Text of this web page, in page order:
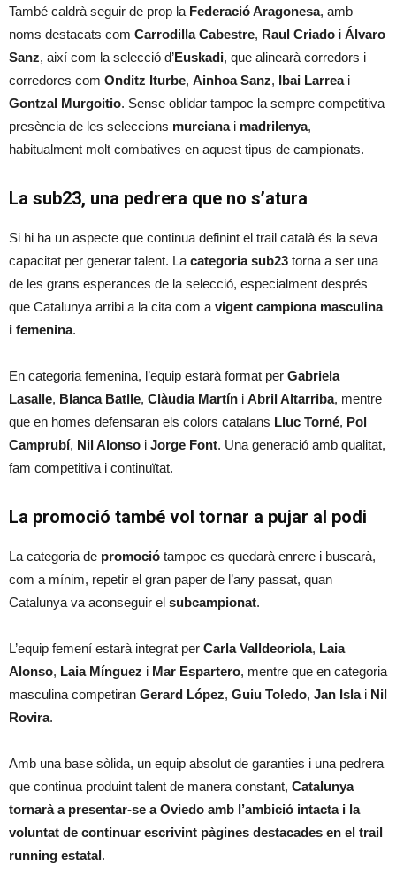
També caldrà seguir de prop la Federació Aragonesa, amb
noms destacats com Carrodilla Cabestre, Raul Criado i Álvaro
Sanz, així com la selecció d’Euskadi, que alinearà corredors i
corredores com Onditz Iturbe, Ainhoa Sanz, Ibai Larreai
Gontzal Murgoitio. Sense oblidar tampoc la sempre competitiva
presència de les seleccions murcianai madrilenya,
habitualment molt combatives en aquest tipus de campionats.
La sub23, una pedrera que no s’atura
Si hi ha un aspecte que continua definint el trail català és la seva
capacitat per generar talent. La categoria sub23 torna a ser una
de les grans esperances de la selecció, especialment després
que Catalunya arribi a la cita com a vigent campiona masculina
i femenina.
En categoria femenina, l’equip estarà format per Gabriela
Lasalle, Blanca Batlle, Clàudia Martín i Abril Altarriba, mentre
que en homes defensaran els colors catalans Lluc Torné, Pol
Camprubí, Nil Alonso i Jorge Font. Una generació amb qualitat,
fam competitiva i continuïtat.
La promoció també vol tornar a pujar al podi
La categoria de promoció tampoc es quedarà enrere i buscarà,
com a mínim, repetir el gran paper de l’any passat, quan
Catalunya va aconseguir el subcampionat.
L’equip femení estarà integrat per Carla Valldeoriola, Laia
Alonso, Laia Mínguez i Mar Espartero, mentre que en categoria
masculina competiran Gerard López, Guiu Toledo, Jan Islai Nil
Rovira.
Amb una base sòlida, un equip absolut de garanties i una pedrera
que continua produint talent de manera constant, Catalunya
tornarà a presentar-se a Oviedo amb l’ambició intacta i la
voluntat de continuar escrivint pàgines destacades en el trail
running estatal.